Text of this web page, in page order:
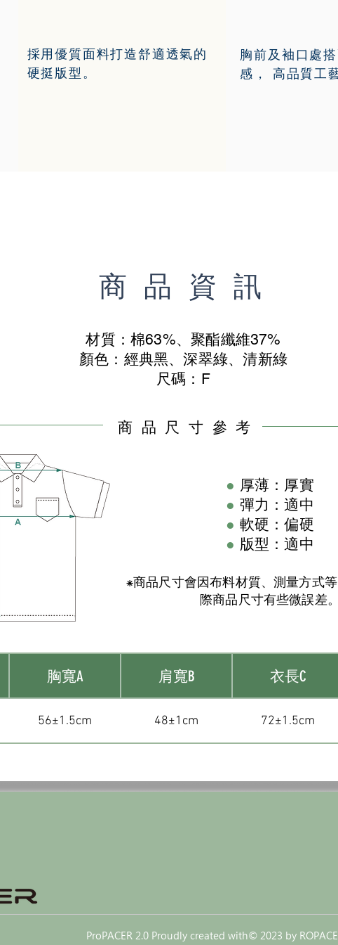
採用優質面料打造舒適透氣的
硬挺版型。
胸前及袖口處
感， 高品質工
商品資訊
材質：棉63%、聚酯纖維37%
顏色：經典黑、深翠綠、清新綠
尺碼：F
商品尺寸參考
● 厚薄：厚實
● 彈力：適中
● 軟硬：偏硬
● 版型：適中
⁕商品尺寸會因布料材質、測量方式
際商品尺寸有些微誤差。
胸寬A 肩寬B 衣長C
56±1.5cm 48±1cm 72±1.5cm
ProPACER 2.0 Proudly created with© 2023 by ROPACE